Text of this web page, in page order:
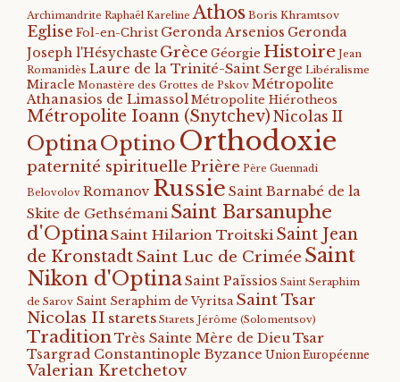
Archimandrite Raphaël Kareline Athos Boris Khramtsov
Eglise Fol-en-Christ Geronda Arsenios Geronda
Joseph l'Hésychaste Grèce Géorgie Histoire Jean
Romanidès Laure de la Trinité-Saint Serge Libéralisme
Miracle Monastère des Grottes de Pskov Métropolite
Athanasios de Limassol Métropolite Hiérotheos
Métropolite Ioann (Snytchev) Nicolas II
OptinaOptino Orthodoxie
paternité spirituelle Prière Père Guennadi
Belovolov Romanov Russie Saint Barnabé de la
Skite de Gethsémani Saint Barsanuphe
d'OptinaSaint Hilarion Troitski Saint Jean
de KronstadtSaint Luc de Crimée Saint
Nikon d'OptinaSaint Païssios Saint Seraphim
de Sarov Saint Seraphim de Vyritsa Saint Tsar
Nicolas II starets Starets Jérôme (Solomentsov)
TraditionTrès Sainte Mère de DieuTsar
Tsargrad Constantinople Byzance Union Européenne
Valerian Kretchetov